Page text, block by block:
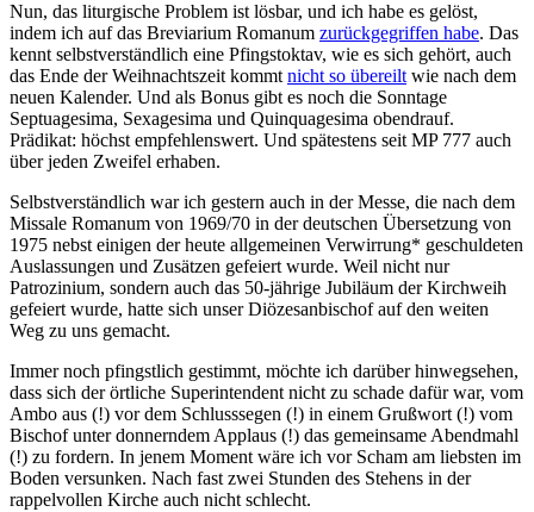
Nun, das liturgische Problem ist lösbar, und ich habe es gelöst,
indem ich auf das Breviarium Romanum zurückgegriffen habe. Das
kennt selbstverständlich eine Pfingstoktav, wie es sich gehört, auch
das Ende der Weihnachtszeit kommtnicht so übereiltwie nach dem
neuen Kalender. Und als Bonus gibt es noch die Sonntage
Septuagesima, Sexagesima und Quinquagesima obendrauf.
Prädikat: höchst empfehlenswert. Und spätestens seit MP 777 auch
über jeden Zweifel erhaben.
Selbstverständlich war ich gestern auch in der Messe, die nach dem
Missale Romanum von 1969/70 in der deutschen Übersetzung von
1975 nebst einigen der heute allgemeinen Verwirrung* geschuldeten
Auslassungen und Zusätzen gefeiert wurde. Weil nicht nur
Patrozinium, sondern auch das 50-jährige Jubiläum der Kirchweih
gefeiert wurde, hatte sich unser Diözesanbischof auf den weiten
Weg zu uns gemacht.
Immer noch pfingstlich gestimmt, möchte ich darüber hinwegsehen,
dass sich der örtliche Superintendent nicht zu schade dafür war, vom
Ambo aus (!) vor dem Schlusssegen (!) in einem Grußwort (!) vom
Bischof unter donnerndem Applaus (!) das gemeinsame Abendmahl
(!) zu fordern. In jenem Moment wäre ich vor Scham am liebsten im
Boden versunken. Nach fast zwei Stunden des Stehens in der
rappelvollen Kirche auch nicht schlecht.